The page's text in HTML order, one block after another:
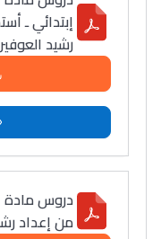
سامورا
بطلة المغرب
الطولي، ملاك
كتحكي على
فالرّياضة و
رشيد العوفير
من إعداد